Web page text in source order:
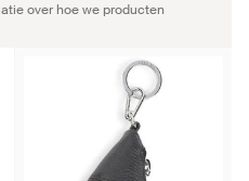
over hoe we producten